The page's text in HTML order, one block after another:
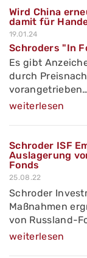
Wird China
damit für
19.01.24
Schroders "In
Es gibt
durch
vorangetrieben…
weiterlesen
Schroder ISF
Auslagerung
Fonds
25.08.22
Schroder
Maßnahmen
von Russland-
weiterlesen